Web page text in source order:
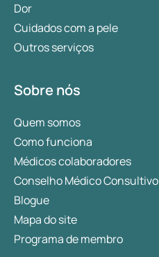
Dor
Cuidados com a pele
Outros serviços
Sobre nós
Quem somos
Como funciona
Médicos colaboradores
Conselho Médico Consultivo
Blogue
Mapa do site
Programa de membro